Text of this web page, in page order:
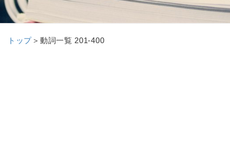
トップ＞ 動詞一覧 201-400